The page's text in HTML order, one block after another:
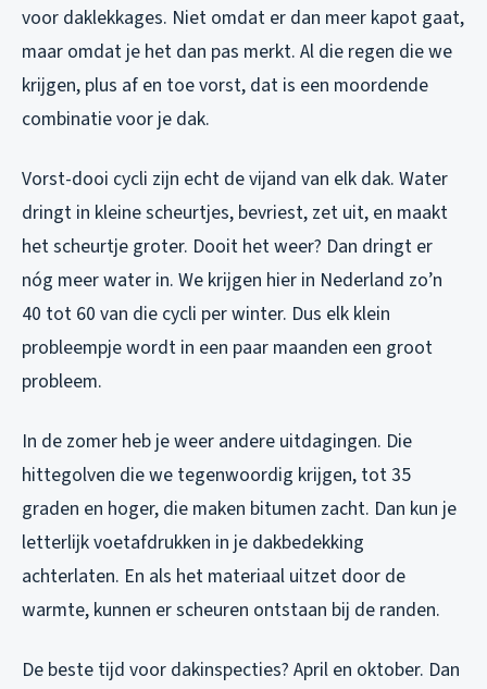
voor daklekkages. Niet omdat er dan meer kapot gaat,
maar omdat je het dan pas merkt. Al die regen die we
krijgen, plus af en toe vorst, dat is een moordende
combinatie voor je dak.
Vorst-dooi cycli zijn echt de vijand van elk dak. Water
dringt in kleine scheurtjes, bevriest, zet uit, en maakt
het scheurtje groter. Dooit het weer? Dan dringt er
nóg meer water in. We krijgen hier in Nederland zo’n
40 tot 60 van die cycli per winter. Dus elk klein
probleempje wordt in een paar maanden een groot
probleem.
In de zomer heb je weer andere uitdagingen. Die
hittegolven die we tegenwoordig krijgen, tot 35
graden en hoger, die maken bitumen zacht. Dan kun je
letterlijk voetafdrukken in je dakbedekking
achterlaten. En als het materiaal uitzet door de
warmte, kunnen er scheuren ontstaan bij de randen.
De beste tijd voor dakinspecties? April en oktober. Dan